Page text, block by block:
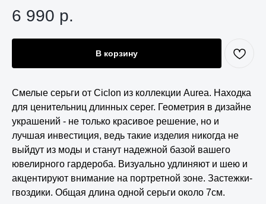
6 990 р.
В корзину
Смелые серьги от Ciclon из коллекции Aurea. Находка
для ценительниц длинных серег. Геометрия в дизайне
украшений - не только красивое решение, но и
лучшая инвестиция, ведь такие изделия никогда не
выйдут из моды и станут надежной базой вашего
ювелирного гардероба. Визуально удлиняют и шею и
акцентируют внимание на портретной зоне. Застежки-
гвоздики. Общая длина одной серьги около 7см.